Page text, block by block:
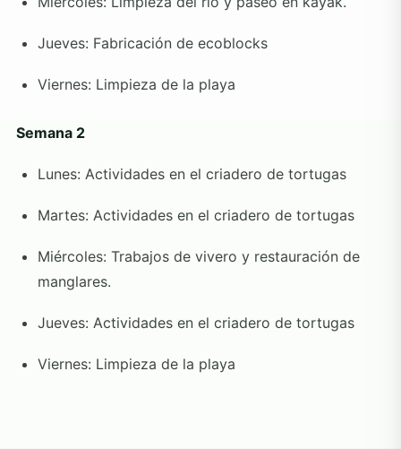
Jueves: Fabricación de ecoblocks
Viernes: Limpieza de la playa
Semana 2
Lunes: Actividades en el criadero de tortugas
Martes: Actividades en el criadero de tortugas
Miércoles: Trabajos de vivero y restauración de
manglares.
Jueves: Actividades en el criadero de tortugas
Viernes: Limpieza de la playa